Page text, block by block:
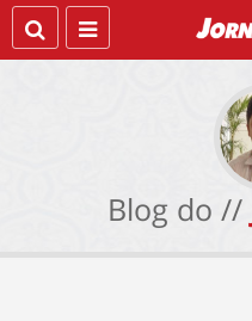
Blog do //